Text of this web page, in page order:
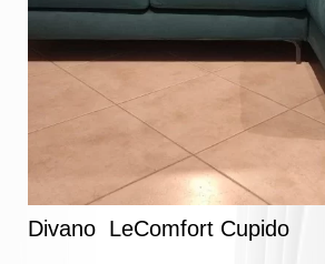
Divano LeComfort Cupido